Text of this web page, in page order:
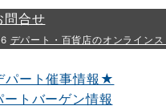
問合せ
デパート・百貨店のオンラインス
パート催事情報★
ートバーゲン情報